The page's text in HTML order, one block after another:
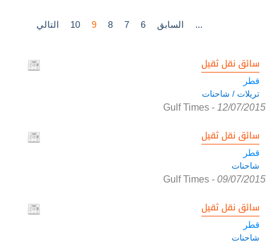
التالي 10 9 8 7 6 السابق ...
سائق نقل ثقيل
قطر
تريلات / شاحنات
Gulf Times - 12/07/2015
سائق نقل ثقيل
قطر
شاحنات
Gulf Times - 09/07/2015
سائق نقل ثقيل
قطر
شاحنات